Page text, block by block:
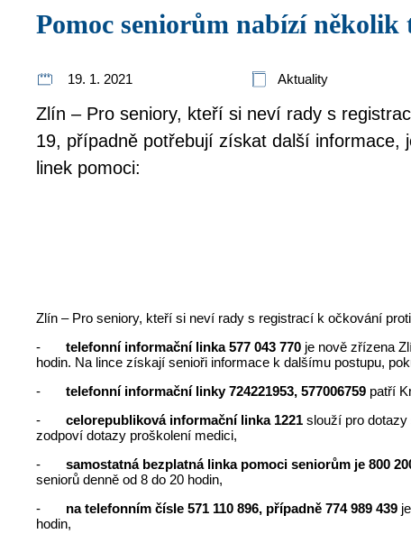
Pomoc seniorům nabízí
19. 1. 2021 Aktuality
Zlín – Pro seniory, kteří si neví rady s
19, případně potřebují získat další informace,
linek pomoci:
Zlín – Pro seniory, kteří si neví rady s registrací k očkování
-telefonní informační linka 577 043 770 je nově zřízena
hodin. Na lince získají senioři informace k dalšímu postupu,
-telefonní informační linky 724221953, 577006759 patří
-celorepubliková informační linka 1221 slouží pro
zodpoví dotazy proškolení medici,
-samostatná bezplatná linka pomoci seniorům je 800
seniorů denně od 8 do 20 hodin,
- na telefonním čísle 571 110 896, případně 774 989 439
hodin,